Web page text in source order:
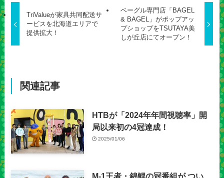
TriValueが家具共同配送サ
ービスを北海道エリアで
提供拡大！
ベーグル専門店「BAGEL
& BAGEL」がポップアッ
プショップをTSUTAYA美
しが丘店にてオープン！
関連記事
HTBが「2024年年間視聴率」開
局以来初の4冠達成！
2025/01/06
M-1王者・錦鯉の冠番組が つい